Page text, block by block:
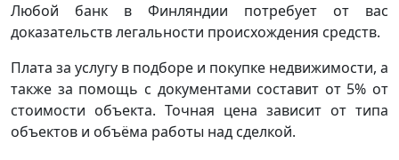
Любой банк в Финляндии потребует от вас
доказательств легальности происхождения средств.
Плата за услугу в подборе и покупке недвижимости, а
также за помощь с документами составит от 5% от
стоимости объекта. Точная цена зависит от типа
объектов и объёма работы над сделкой.